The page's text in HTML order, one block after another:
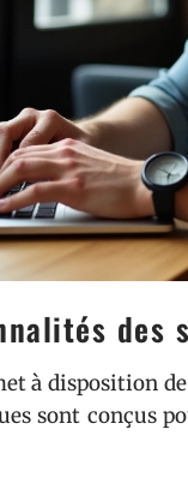
des
à disposition
sont conçus